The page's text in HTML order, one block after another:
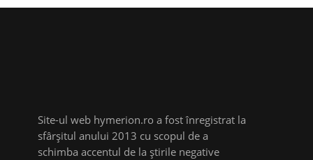
Site-ul web hymerion.ro a fost înregistrat la
sfârșitul anului 2013 cu scopul de a
schimba accentul de la știrile negative